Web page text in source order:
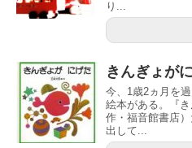
り...
きんぎょが
今、1歳2ヵ月を
絵本がある。『
作・福音館書店
出して...